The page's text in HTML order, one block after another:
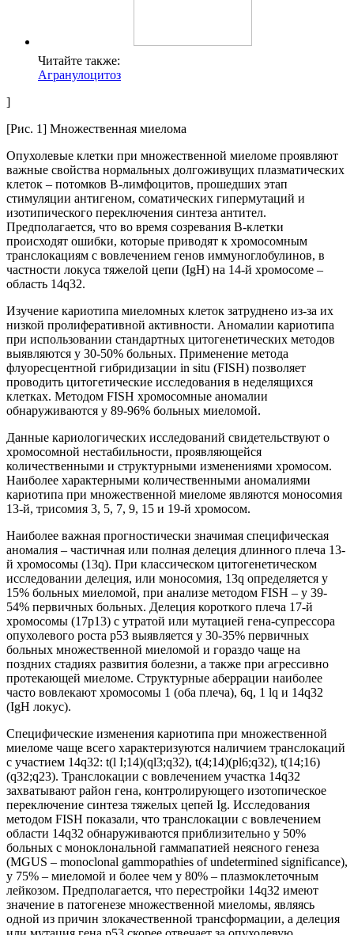
Читайте также:
Агранулоцитоз
]
[Рис. 1] Множественная миелома
Опухолевые клетки при множественной миеломе проявляют
важные свойства нормальных долгоживущих плазматических
клеток – потомков В-лимфоцитов, прошедших этап
стимуляции антигеном, соматических гипермутаций и
изотипического переключения синтеза антител.
Предполагается, что во время созревания В-клетки
происходят ошибки, которые приводят к хромосомным
транслокациям с вовлечением генов иммуноглобулинов, в
частности локуса тяжелой цепи (IgH) на 14-й хромосоме –
область 14q32.
Изучение кариотипа миеломных клеток затруднено из-за их
низкой пролиферативной активности. Аномалии кариотипа
при использовании стандартных цитогенетических методов
выявляются у 30-50% больных. Применение метода
флуоресцентной гибридизации in situ (FISH) позволяет
проводить цитогетические исследования в неделящихся
клетках. Методом FISH хромосомные аномалии
обнаруживаются у 89-96% больных миеломой.
Данные кариологических исследований свидетельствуют о
хромосомной нестабильности, проявляющейся
количественными и структурными изменениями хромосом.
Наиболее характерными количественными аномалиями
кариотипа при множественной миеломе являются моносомия
13-й, трисомия 3, 5, 7, 9, 15 и 19-й хромосом.
Наиболее важная прогностически значимая специфическая
аномалия – частичная или полная делеция длинного плеча 13-
й хромосомы (13q). При классическом цитогенетическом
исследовании делеция, или моносомия, 13q определяется у
15% больных миеломой, при анализе методом FISH – у 39-
54% первичных больных. Делеция короткого плеча 17-й
хромосомы (17р13) с утратой или мутацией гена-супрессора
опухолевого роста р53 выявляется у 30-35% первичных
больных множественной миеломой и гораздо чаще на
поздних стадиях развития болезни, а также при агрессивно
протекающей миеломе. Структурные аберрации наиболее
часто вовлекают хромосомы 1 (оба плеча), 6q, 1 lq и 14q32
(IgH локус).
Специфические изменения кариотипа при множественной
миеломе чаще всего характеризуются наличием транслокаций
с участием 14q32: t(l I;14)(ql3;q32), t(4;14)(pl6;q32), t(14;16)
(q32;q23). Транслокации с вовлечением участка 14q32
захватывают район гена, контролирующего изотопическое
переключение синтеза тяжелых цепей Ig. Исследования
методом FISH показали, что транслокации с вовлечением
области 14q32 обнаруживаются приблизительно у 50%
больных с моноклональной гаммапатией неясного генеза
(MGUS – monoclonal gammopathies of undetermined significance),
у 75% – миеломой и более чем у 80% – плазмоклеточным
лейкозом. Предполагается, что перестройки 14q32 имеют
значение в патогенезе множественной миеломы, являясь
одной из причин злокачественной трансформации, а делеция